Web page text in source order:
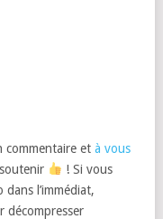
commentaire et à vous
! Si vous
l’immédiat,
décompresser